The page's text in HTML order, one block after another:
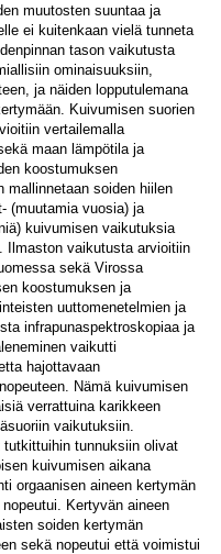
muutosten suuntaa ja
ei kuitenkaan vielä tunneta
tason vaikutusta
ominaisuuksiin,
ja näiden lopputulemana
Kuivumisen suorien
vertailemalla
maan lämpötila ja
koostumuksen
soiden hiilen
(muutamia vuosia) ja
kuivumisen vaikutuksia
Ilmaston vaikutusta arvioitiin
sekä Virossa
koostumuksen ja
uuttomenetelmien ja
infrapunaspektroskopiaa ja
vaikutti
hajottavaan
Nämä kuivumisen
verrattuina karikkeen
vaikutuksiin.
tunnuksiin olivat
kuivumisen aikana
orgaanisen aineen kertymän
Kertyvän aineen
soiden kertymän
sekä nopeutui että voimistui